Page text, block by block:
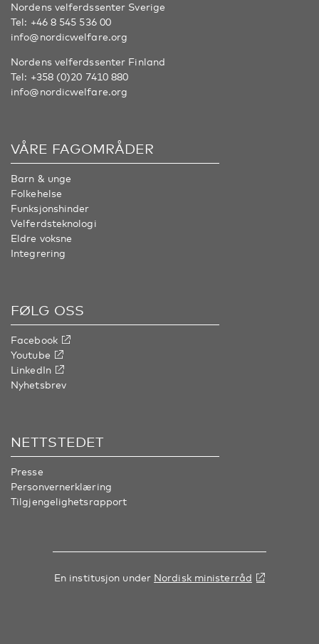
Nordens velferdssenter Sverige
Tel: +46 8 545 536 00
info@nordicwelfare.org
Nordens velferdssenter Finland
Tel: +358 (0)20 7410 880
info@nordicwelfare.org
VÅRE FAGOMRÅDER
Barn & unge
Folkehelse
Funksjonshinder
Velferdsteknologi
Eldre voksne
Integrering
FØLG OSS
Facebook
Youtube
LinkedIn
Nyhetsbrev
NETTSTEDET
Presse
Personvernerklæring
Tilgjengelighetsrapport
En institusjon under Nordisk ministerråd